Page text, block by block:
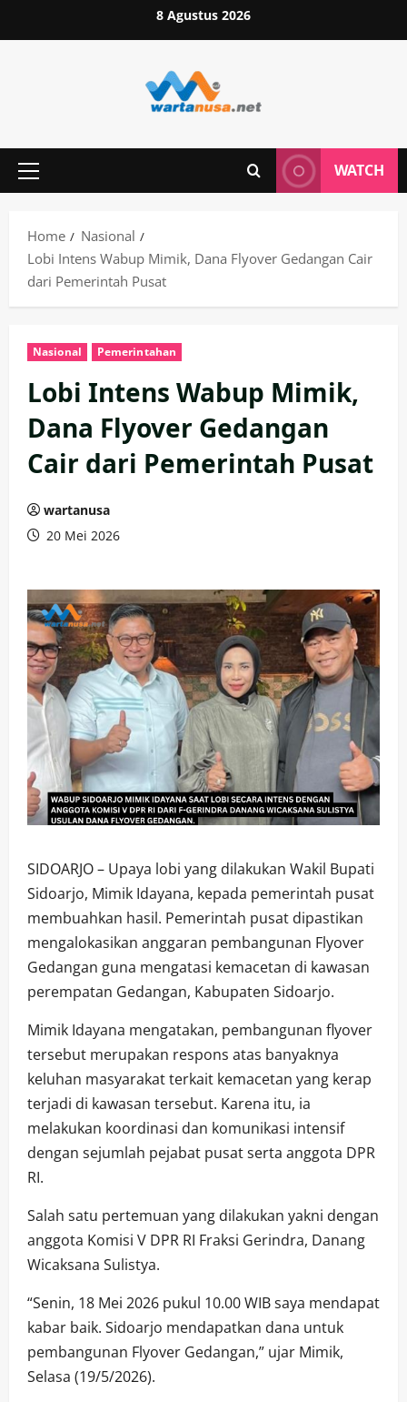
to
8 Agustus 2026
Primary
WATCH
Home
Nasional
Lobi Intens Wabup Mimik, Dana Flyover Gedangan Cair
dari Pemerintah Pusat
Nasional Pemerintahan
Lobi Intens Wabup Mimik,
Dana Flyover Gedangan
Cair dari Pemerintah Pusat
wartanusa
20 Mei 2026
SIDOARJO – Upaya lobi yang dilakukan Wakil Bupati
Sidoarjo, Mimik Idayana, kepada pemerintah pusat
membuahkan hasil. Pemerintah pusat dipastikan
mengalokasikan anggaran pembangunan Flyover
Gedangan guna mengatasi kemacetan di kawasan
perempatan Gedangan, Kabupaten Sidoarjo.
Mimik Idayana mengatakan, pembangunan flyover
tersebut merupakan respons atas banyaknya
keluhan masyarakat terkait kemacetan yang kerap
terjadi di kawasan tersebut. Karena itu, ia
melakukan koordinasi dan komunikasi intensif
dengan sejumlah pejabat pusat serta anggota DPR
RI.
Salah satu pertemuan yang dilakukan yakni dengan
anggota Komisi V DPR RI Fraksi Gerindra, Danang
Wicaksana Sulistya.
“Senin, 18 Mei 2026 pukul 10.00 WIB saya mendapat
kabar baik. Sidoarjo mendapatkan dana untuk
pembangunan Flyover Gedangan,” ujar Mimik,
Selasa (19/5/2026).